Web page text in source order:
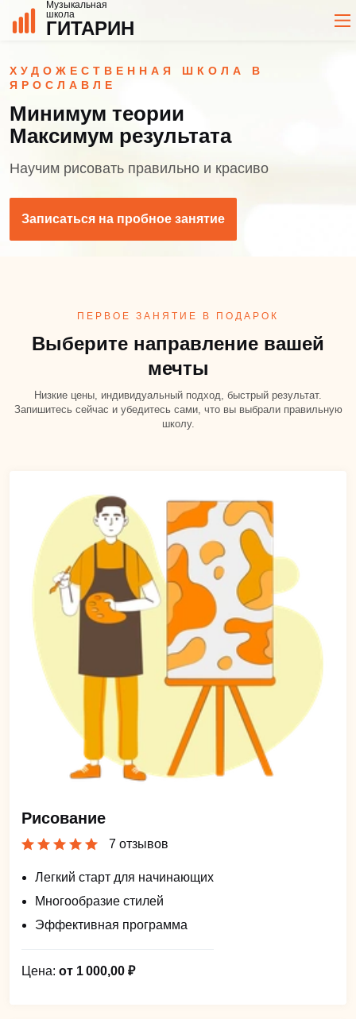
Музыкальная
школа
ГИТАРИН
ХУДОЖЕСТВЕННАЯ ШКОЛА В
ЯРОСЛАВЛЕ
Минимум теории
Максимум результата
Научим рисовать правильно и красиво
Записаться на пробное занятие
ПЕРВОЕ ЗАНЯТИЕ В ПОДАРОК
Выберите направление вашей
мечты
Низкие цены, индивидуальный подход, быстрый результат.
Запишитесь сейчас и убедитесь сами, что вы выбрали правильную
школу.
Рисование
7 отзывов
Легкий старт для начинающих
Многообразие стилей
Эффективная программа
Цена: от 1 000,00 ₽